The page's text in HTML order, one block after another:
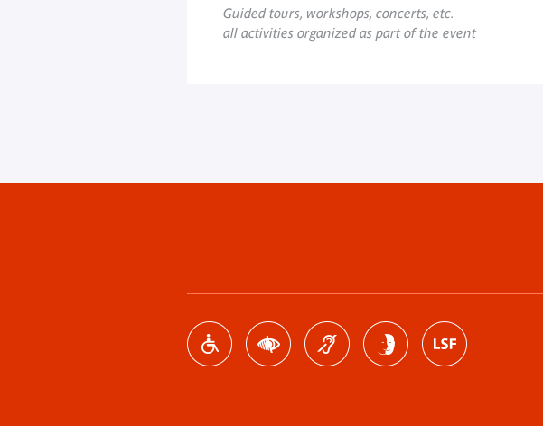
Guided tours, workshops, concerts, etc.
all activities organized as part of the event
menu